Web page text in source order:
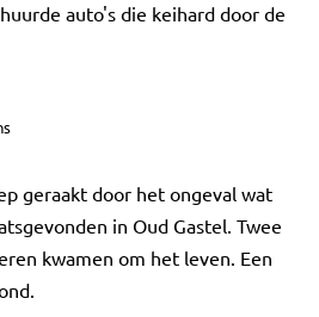
auto's die keihard door de
geraakt door het ongeval wat
in Oud Gastel. Twee
kwamen om het leven. Een